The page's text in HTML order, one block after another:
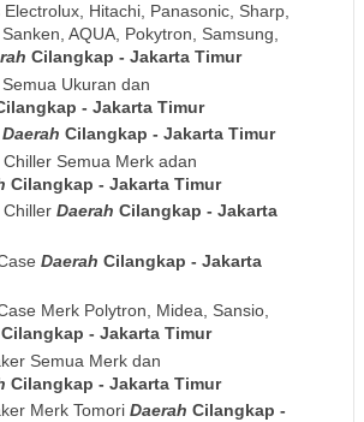
Electrolux, Hitachi, Panasonic, Sharp,
AQUA, Pokytron, Samsung,
Cilangkap - Jakarta Timur
Ukuran dan
- Jakarta Timur
Daerah Cilangkap - Jakarta Timur
Chiller Semua Merk adan
Cilangkap - Jakarta Timur
Chiller Daerah Cilangkap - Jakarta
Daerah Cilangkap - Jakarta
Merk Polytron, Midea, Sansio,
Cilangkap - Jakarta Timur
Semua Merk dan
Cilangkap - Jakarta Timur
Merk Tomori Daerah Cilangkap -